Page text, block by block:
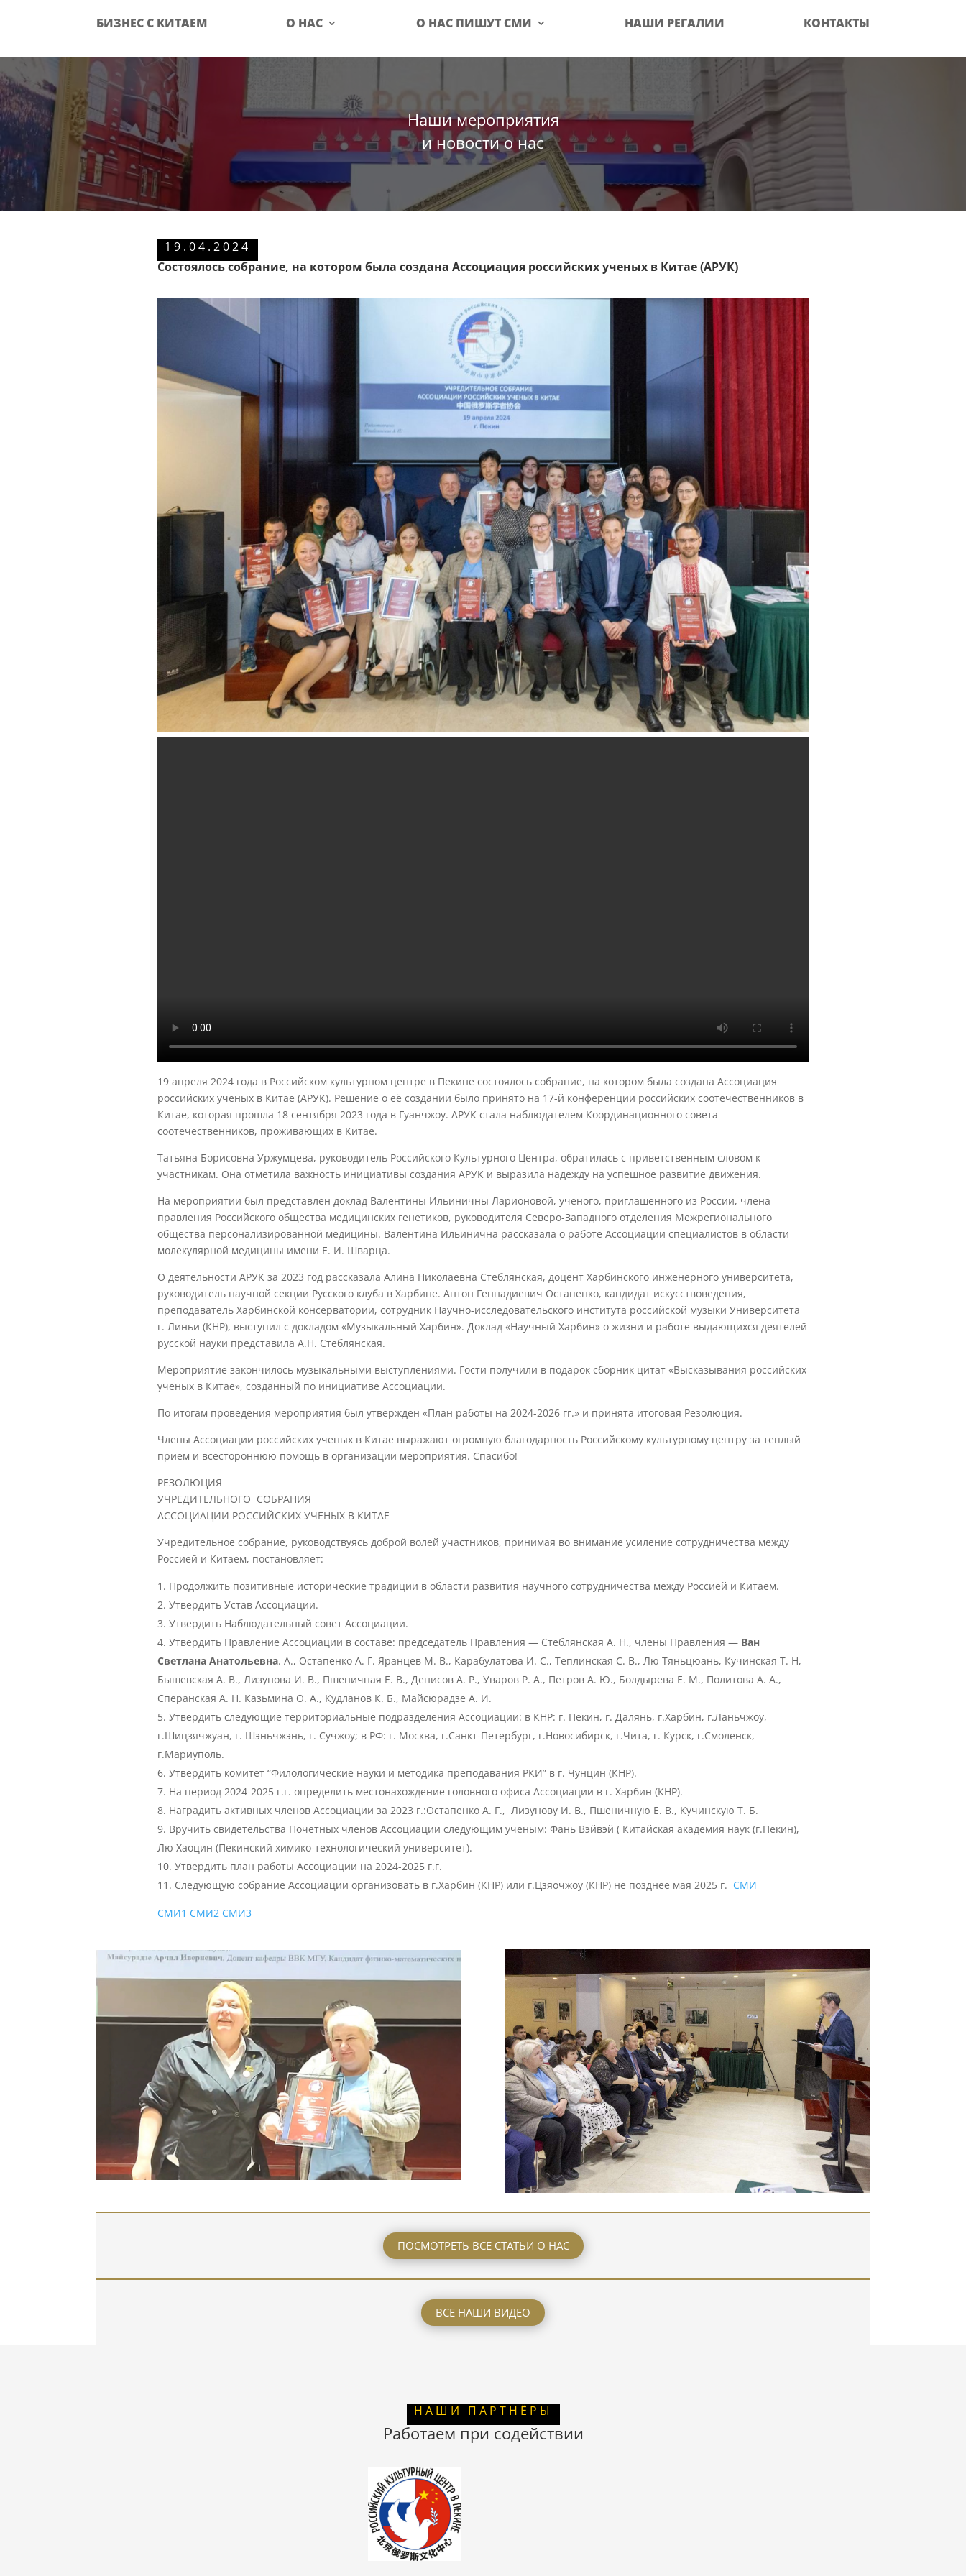
БИЗНЕС С КИТАЕМ О НАС О НАС ПИШУТ СМИ НАШИ РЕГАЛИИ КОНТАКТЫ
Наши мероприятия
и новости о нас
19.04.2024
Состоялось собрание, на котором была создана Ассоциация российских ученых в Китае (АРУК)
19 апреля 2024 года в Российском культурном центре в Пекине состоялось собрание, на котором была создана Ассоциация
российских ученых в Китае (АРУК). Решение о её создании было принято на 17-й конференции российских соотечественников в
Китае, которая прошла 18 сентября 2023 года в Гуанчжоу. АРУК стала наблюдателем Координационного совета
соотечественников, проживающих в Китае.
Татьяна Борисовна Уржумцева, руководитель Российского Культурного Центра, обратилась с приветственным словом к
участникам. Она отметила важность инициативы создания АРУК и выразила надежду на успешное развитие движения.
На мероприятии был представлен доклад Валентины Ильиничны Ларионовой, ученого, приглашенного из России, члена
правления Российского общества медицинских генетиков, руководителя Северо-Западного отделения Межрегионального
общества персонализированной медицины. Валентина Ильинична рассказала о работе Ассоциации специалистов в области
молекулярной медицины имени Е. И. Шварца.
О деятельности АРУК за 2023 год рассказала Алина Николаевна Стеблянская, доцент Харбинского инженерного университета,
руководитель научной секции Русского клуба в Харбине. Антон Геннадиевич Остапенко, кандидат искусствоведения,
преподаватель Харбинской консерватории, сотрудник Научно-исследовательского института российской музыки Университета
г. Линьи (КНР), выступил с докладом «Музыкальный Харбин». Доклад «Научный Харбин» о жизни и работе выдающихся деятелей
русской науки представила А.Н. Стеблянская.
Мероприятие закончилось музыкальными выступлениями. Гости получили в подарок сборник цитат «Высказывания российских
ученых в Китае», созданный по инициативе Ассоциации.
По итогам проведения мероприятия был утвержден «План работы на 2024-2026 гг.» и принята итоговая Резолюция.
Члены Ассоциации российских ученых в Китае выражают огромную благодарность Российскому культурному центру за теплый
прием и всестороннюю помощь в организации мероприятия. Спасибо!
РЕЗОЛЮЦИЯ
УЧРЕДИТЕЛЬНОГО СОБРАНИЯ
АССОЦИАЦИИ РОССИЙСКИХ УЧЕНЫХ В КИТАЕ
Учредительное собрание, руководствуясь доброй волей участников, принимая во внимание усиление сотрудничества между
Россией и Китаем, постановляет:
Продолжить позитивные исторические традиции в области развития научного сотрудничества между Россией и Китаем.
Утвердить Устав Ассоциации.
Утвердить Наблюдательный совет Ассоциации.
Утвердить Правление Ассоциации в составе: председатель Правления — Стеблянская А. Н., члены Правления — Ван
Светлана Анатольевна. А., Остапенко А. Г. Яранцев М. В., Карабулатова И. С., Теплинская С. В., Лю Тяньцюань, Кучинская Т. Н,
Бышевская А. В., Лизунова И. В., Пшеничная Е. В., Денисов А. Р., Уваров Р. А., Петров А. Ю., Болдырева Е. М., Политова А. А.,
Сперанская А. Н. Казьмина О. А., Кудланов К. Б., Майсюрадзе А. И.
Утвердить следующие территориальные подразделения Ассоциации: в КНР: г. Пекин, г. Далянь, г.Харбин, г.Ланьчжоу,
г.Шицзячжуан, г. Шэньчжэнь, г. Сучжоу; в РФ: г. Москва, г.Санкт-Петербург, г.Новосибирск, г.Чита, г. Курск, г.Смоленск,
г.Мариуполь.
Утвердить комитет “Филологические науки и методика преподавания РКИ” в г. Чунцин (КНР).
На период 2024-2025 г.г. определить местонахождение головного офиса Ассоциации в г. Харбин (КНР).
Наградить активных членов Ассоциации за 2023 г.:Остапенко А. Г., Лизунову И. В., Пшеничную Е. В., Кучинскую Т. Б.
Вручить свидетельства Почетных членов Ассоциации следующим ученым: Фань Вэйвэй ( Китайская академия наук (г.Пекин),
Лю Хаоцин (Пекинский химико-технологический университет).
Утвердить план работы Ассоциации на 2024-2025 г.г.
Следующую собрание Ассоциации организовать в г.Харбин (КНР) или г.Цзяочжоу (КНР) не позднее мая 2025 г. СМИ
СМИ1 СМИ2 СМИ3
ПОСМОТРЕТЬ ВСЕ СТАТЬИ О НАС
ВСЕ НАШИ ВИДЕО
НАШИ ПАРТНЁРЫ
Работаем при содействии